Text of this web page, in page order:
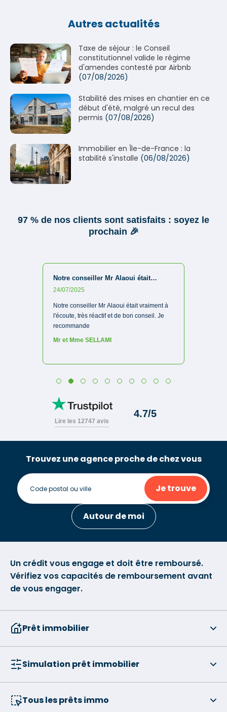
Autres actualités
Taxe de séjour : le Conseil
constitutionnel valide le régime
d'amendes contesté par Airbnb
(07/08/2026)
Stabilité des mises en chantier en ce
début d'été, malgré un recul des
permis (07/08/2026)
Immobilier en Île-de-France : la
stabilité s'installe (06/08/2026)
Trouvez une agence proche de chez vous
Je trouve
Autour de moi
Un crédit vous engage et doit être remboursé.
Vérifiez vos capacités de remboursement avant
de vous engager.
Prêt immobilier
Simulation prêt immobilier
Tous les prêts immo